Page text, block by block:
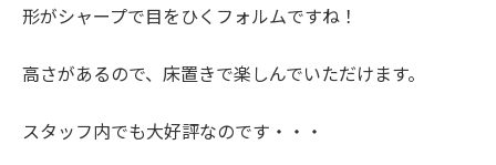
形がシャープで目をひくフォルムですね！
高さがあるので、床置きで楽しんでいただけます。
スタッフ内でも大好評なのです・・・